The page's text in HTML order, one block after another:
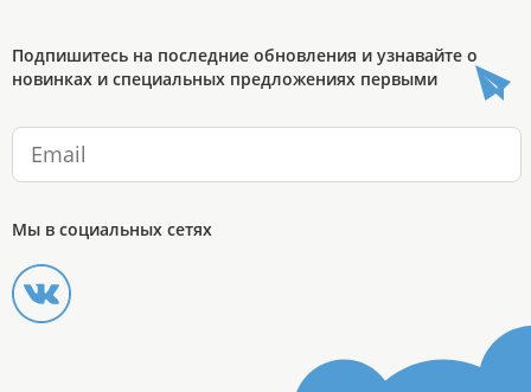
Подпишитесь на последние обновления и узнавайте о
новинках и специальных предложениях первыми
Мы в социальных сетях